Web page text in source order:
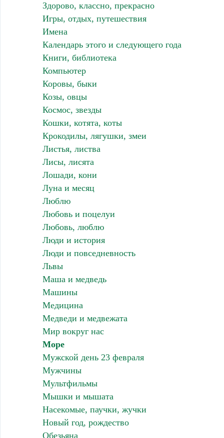
Здорово, классно, прекрасно
Игры, отдых, путешествия
Имена
Календарь этого и следующего года
Книги, библиотека
Компьютер
Коровы, быки
Козы, овцы
Космос, звезды
Кошки, котята, коты
Крокодилы, лягушки, змеи
Листья, листва
Лисы, лисята
Лошади, кони
Луна и месяц
Люблю
Любовь и поцелуи
Любовь, люблю
Люди и история
Люди и повседневность
Львы
Маша и медведь
Машины
Медицина
Медведи и медвежата
Мир вокруг нас
Море
Мужской день 23 февраля
Мужчины
Мультфильмы
Мышки и мышата
Насекомые, паучки, жучки
Новый год, рождество
Обезьяна